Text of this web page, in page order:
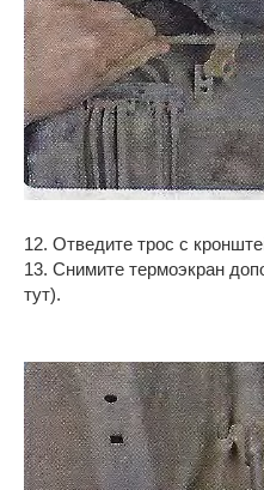
12. Отведите трос с
13. Снимите термоэкран
тут).